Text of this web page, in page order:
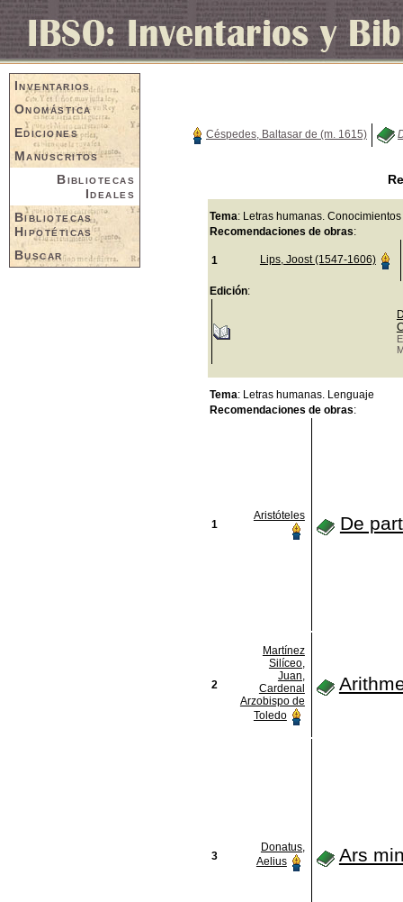
Inventarios
Onomástica
Ediciones
Manuscritos
Bibliotecas
Ideales
Bibliotecas
Hipotéticas
Buscar
Céspedes, Baltasar de (m. 1615)
Tema: Letras humanas. Conocimientos
Recomendaciones de obras:
1 Lips, Joost (1547-1606)
Edición:
Tema: Letras humanas. Lenguaje
Recomendaciones de obras:
1
Aristóteles De
2
Martínez
Silíceo,
Juan,
Cardenal
Arzobispo de
Toledo
3
Donatus,
Aelius
Ars